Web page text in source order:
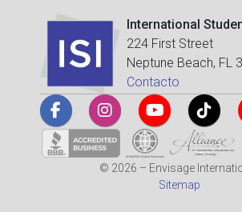
International
224 First Street
Neptune Beach, FL
Contacto
© 2026 – Envisage
Sitemap